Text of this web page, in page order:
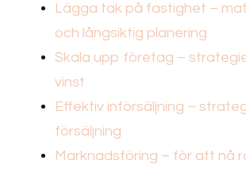
Lägga tak på fastighet –
och långsiktig planering
Skala upp företag –
vinst
Effektiv införsäljning –
försäljning
Marknadsföring – för att nå